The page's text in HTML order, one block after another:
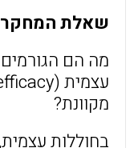
שאלת המחקר
מה הם
מקוונת?
בחוללות